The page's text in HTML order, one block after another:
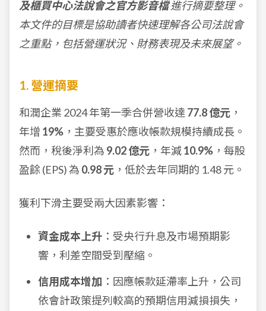
及櫃買中心法說會之官方影音檔進行摘要整理。
本文件的目標是協助讀者快速理解各公司法說會
之重點，包括營運狀況、財務表現及未來展望。
1. 營運摘要
和潤企業 2024 年第一季合併營收達 77.8 億元 ，
年增 19% ，主要受惠於應收帳款規模持續成長。
然而，稅後淨利為 9.02 億元 ，年減10.9% ，每股
盈餘 (EPS) 為 0.98 元 ，低於去年同期的 1.48 元。
獲利下滑主要受兩大因素影響：
資金成本上升 ：受央行升息及市場預期影
響，利差空間受到壓縮。
信用成本增加 ：因應帳款延滯率上升，公司
依會計政策提列較高的預期信用減損損失，